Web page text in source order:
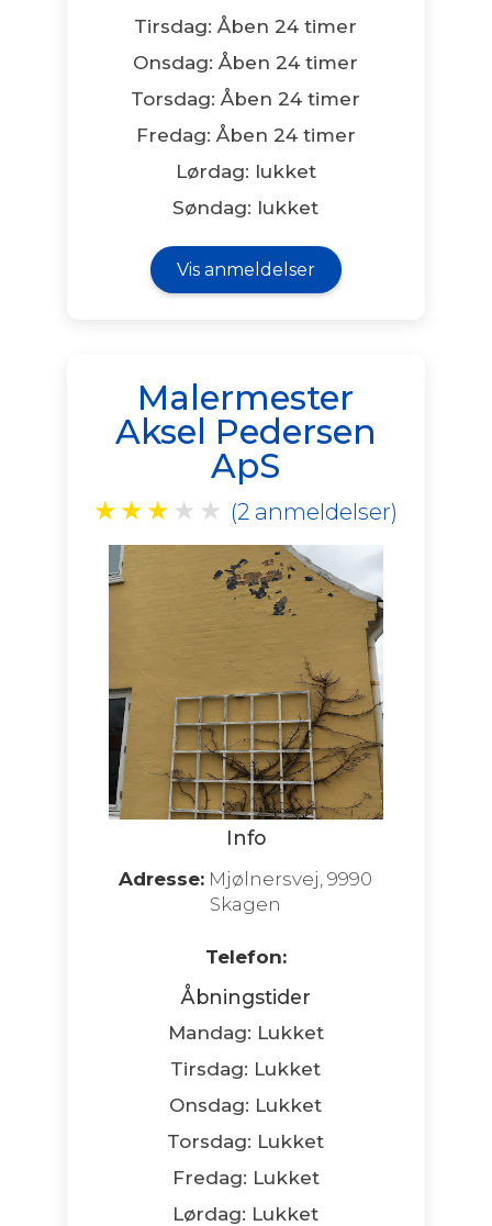
Tirsdag: Åben 24 timer
Onsdag: Åben 24 timer
Torsdag: Åben 24 timer
Fredag: Åben 24 timer
Lørdag: lukket
Søndag: lukket
Vis anmeldelser
Malermester
Aksel Pedersen
ApS
★ ★ ★ ★ ★ (2 anmeldelser)
Info
Adresse: Mjølnersvej, 9990
Skagen
Telefon:
Åbningstider
Mandag: Lukket
Tirsdag: Lukket
Onsdag: Lukket
Torsdag: Lukket
Fredag: Lukket
Lørdag: Lukket